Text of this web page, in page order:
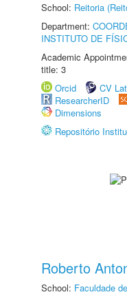
School: Reitoria
Department:
INSTITUTO DE
Academic
title: 3
Orcid
CV
ResearcherID
Dimensions
Repositório
Roberto
School: Faculdade